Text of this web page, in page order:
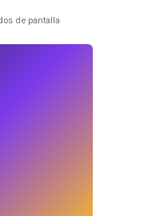
de pantalla